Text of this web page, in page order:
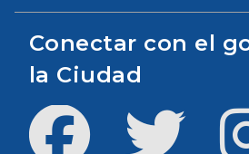
Conectar con el
la Ciudad
Facebook